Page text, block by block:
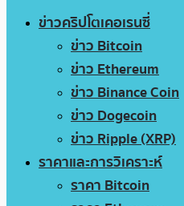
ข่าวคริปโตเคอเรนซี่
ข่าว Bitcoin
ข่าว Ethereum
ข่าว Binance Coin
ข่าว Dogecoin
ข่าว Ripple (XRP)
ราคาและการวิเคราะห์
ราคา Bitcoin